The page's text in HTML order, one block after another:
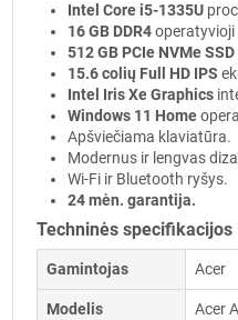
Intel Core i5-1335U
16 GB DDR4operatyvioji
512 GB PCIe NVMe SSD
15.6 colių Full HD IPS
Intel Iris Xe Graphics
Windows 11 Home
Apšviečiama klaviatūra.
Modernus ir lengvas
Wi-Fi ir Bluetooth ryšys.
24 mėn. garantija.
Techninės specifikacijos
Gamintojas Acer
Modelis Acer